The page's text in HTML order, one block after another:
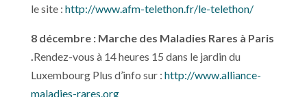
le site : http://www.afm-telethon.fr/le-telethon/
8 décembre : Marche des Maladies Rares à Paris
.Rendez-vous à 14 heures 15 dans le jardin du
Luxembourg Plus d’info sur : http://www.alliance-
maladies-rares.org